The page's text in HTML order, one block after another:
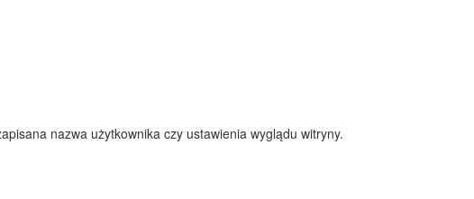
nazwa użytkownika czy ustawienia wyglądu witryny.